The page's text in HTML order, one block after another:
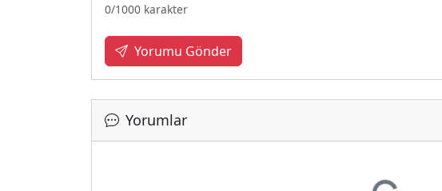
0/1000 karakter
Yorumu Gönder
Yorumlar
Yükleniyor...